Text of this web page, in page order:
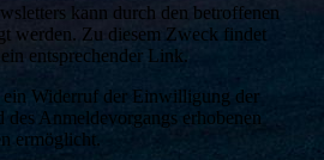
kann durch den betroffenen
werden. Zu diesem Zweck findet
entsprechender Link.
Widerruf der Einwilligung der
des Anmeldevorgangs erhobenen
ermöglicht.